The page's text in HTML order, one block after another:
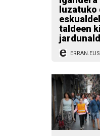
luzatuko
taldeen
ERRAN.EUS